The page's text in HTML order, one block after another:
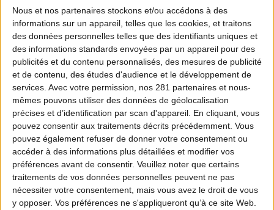
Nous et nos partenaires stockons et/ou accédons à des
informations sur un appareil, telles que les cookies, et traitons
des données personnelles telles que des identifiants uniques et
des informations standards envoyées par un appareil pour des
publicités et du contenu personnalisés, des mesures de publicité
et de contenu, des études d'audience et le développement de
services. Avec votre permission, nos 281 partenaires et nous-
mêmes pouvons utiliser des données de géolocalisation
précises et d’identification par scan d'appareil. En cliquant, vous
pouvez consentir aux traitements décrits précédemment. Vous
pouvez également refuser de donner votre consentement ou
accéder à des informations plus détaillées et modifier vos
préférences avant de consentir. Veuillez noter que certains
traitements de vos données personnelles peuvent ne pas
nécessiter votre consentement, mais vous avez le droit de vous
y opposer. Vos préférences ne s'appliqueront qu’à ce site Web.